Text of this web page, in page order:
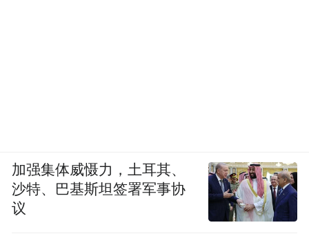
加强集体威慑力，土耳其、
沙特、巴基斯坦签署军事协
议